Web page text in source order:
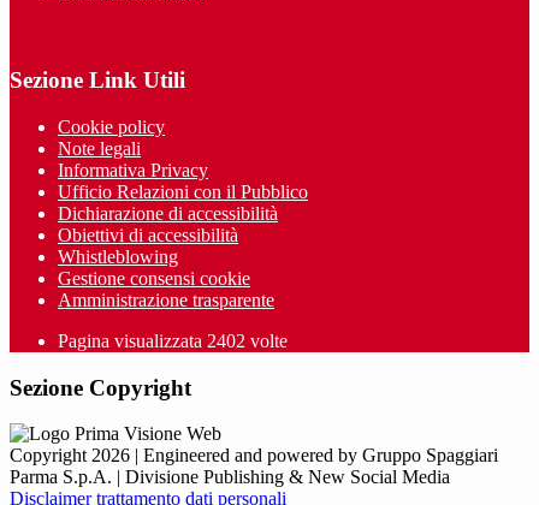
Sezione Link Utili
Cookie policy
Note legali
Informativa Privacy
Ufficio Relazioni con il Pubblico
Dichiarazione di accessibilità
Obiettivi di accessibilità
Whistleblowing
Gestione consensi cookie
Amministrazione trasparente
Pagina visualizzata 2402 volte
Sezione Copyright
Copyright 2026 | Engineered and powered by Gruppo Spaggiari
Parma S.p.A. | Divisione Publishing & New Social Media
Disclaimer trattamento dati personali